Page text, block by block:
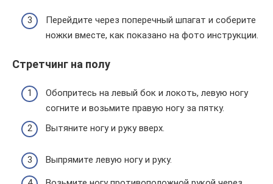
Перейдите через поперечный шпагат и соберите
ножки вместе, как показано на фото инструкции.
Стретчинг на полу
Обопритесь на левый бок и локоть, левую ногу
согните и возьмите правую ногу за пятку.
Вытяните ногу и руку вверх.
Выпрямите левую ногу и руку.